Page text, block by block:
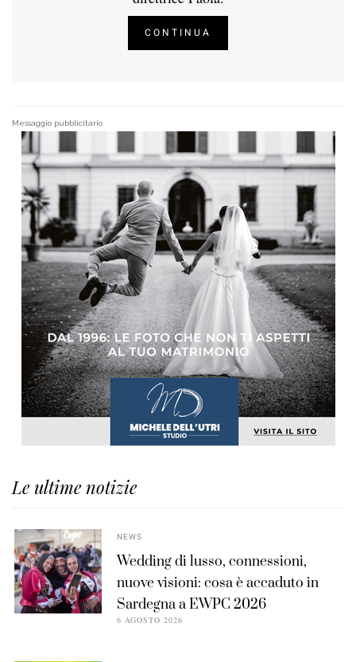
CONTINUA
Messaggio pubblicitario
Le ultime notizie
NEWS
Wedding di lusso, connessioni,
nuove visioni: cosa è accaduto in
Sardegna a EWPC 2026
6 AGOSTO 2026